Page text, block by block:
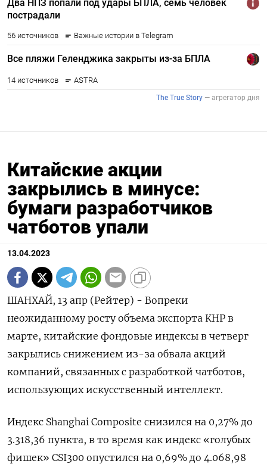
Китайские акции
закрылись в минусе:
бумаги разработчиков
чатботов упали
13.04.2023
ШАНХАЙ, 13 апр (Рейтер) - Вопреки
неожиданному росту объема экспорта КНР в
марте, китайские фондовые индексы в четверг
закрылись снижением из-за обвала акций
компаний, связанных с разработкой чатботов,
использующих искусственный интеллект.
Индекс Shanghai Composite снизился на 0,27% до
3.318,36 пункта, в то время как индекс «голубых
фишек» CSI300 опустился на 0,69% до 4.068,98